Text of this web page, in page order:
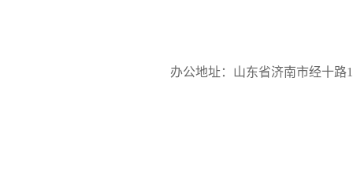
办公地址：山东省济南市经十路